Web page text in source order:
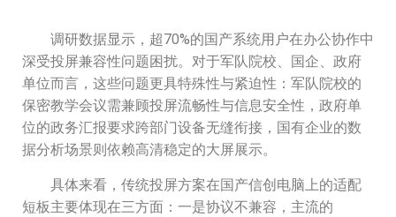
调研数据显示，超70%的国产系统用户在办公协作中
深受投屏兼容性问题困扰。对于军队院校、国企、政府
单位而言，这些问题更具特殊性与紧迫性：军队院校的
保密教学会议需兼顾投屏流畅性与信息安全性，政府单
位的政务汇报要求跨部门设备无缝衔接，国有企业的数
据分析场景则依赖高清稳定的大屏展示。
具体来看，传统投屏方案在国产信创电脑上的适配
短板主要体现在三方面：一是协议不兼容，主流的